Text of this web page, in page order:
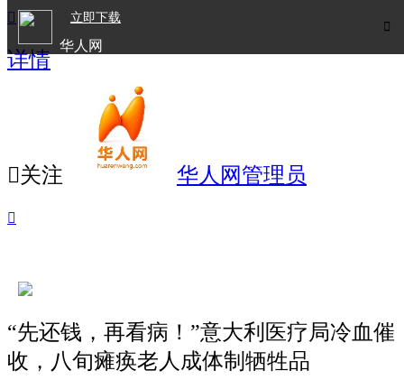

立即下载
华人网

详情
关注 华人网管理员

“先还钱，再看病！”意大利医疗局冷血催
收，八旬瘫痪老人成体制牺牲品